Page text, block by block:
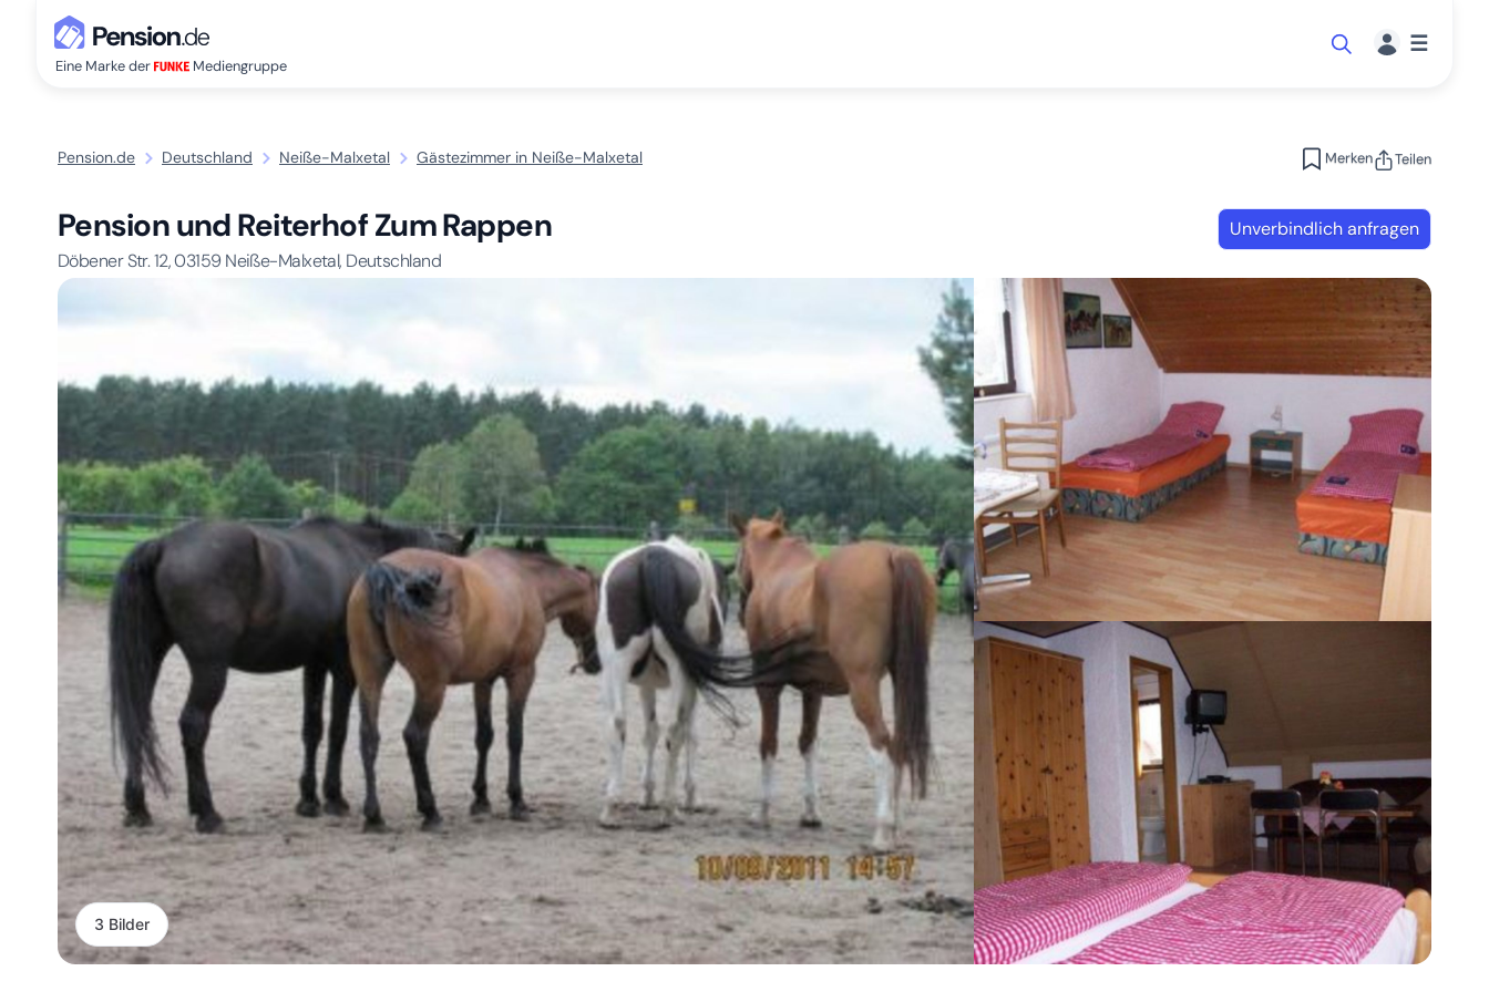
Eine Marke der Mediengruppe
☰
Pension.de Deutschland Neiße-Malxetal Gästezimmer in Neiße-Malxetal Merken Teilen
Pension und Reiterhof Zum Rappen
Döbener Str. 12,03159 Neiße-Malxetal, Deutschland
Unverbindlich anfragen
3 Bilder